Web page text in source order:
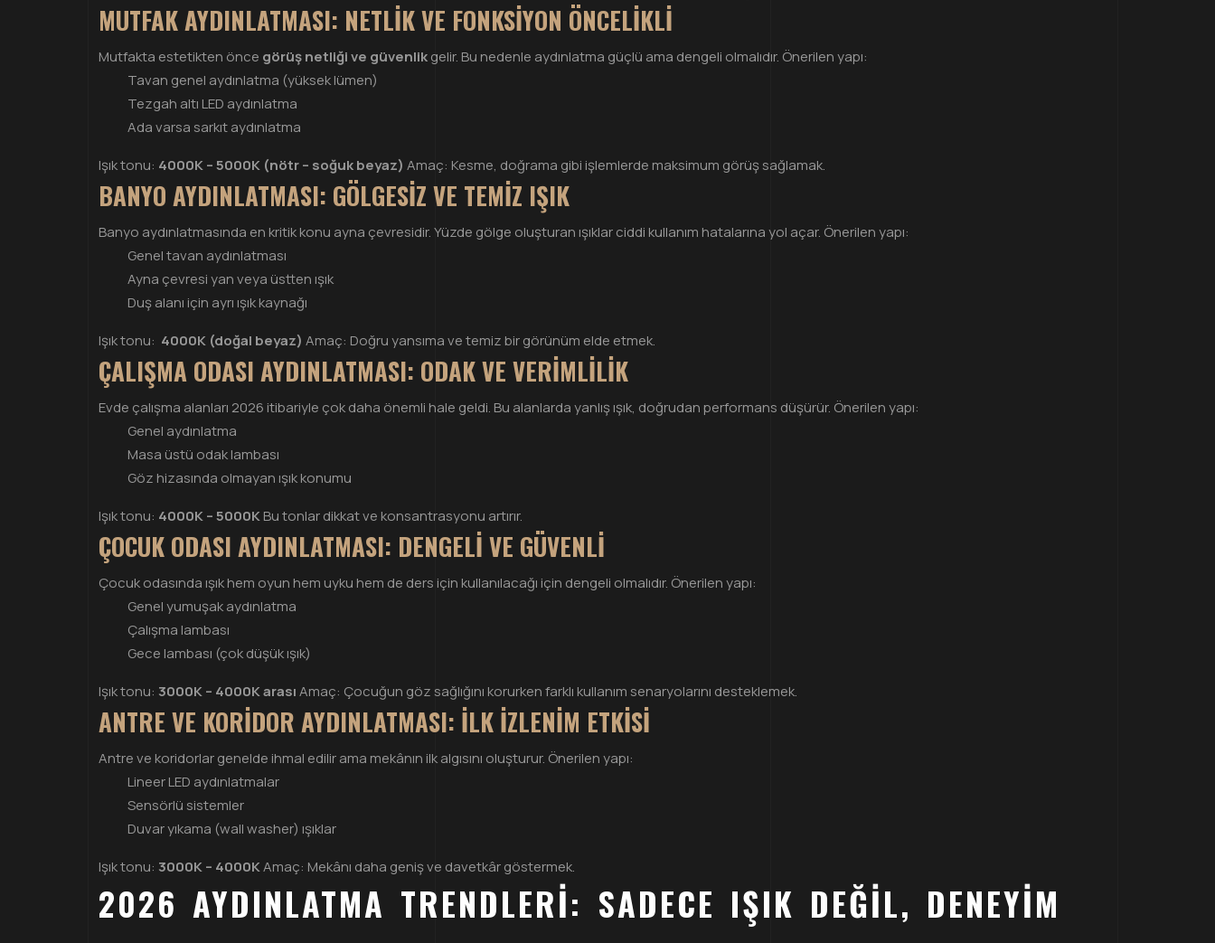
MUTFAK AYDINLATMASI: NETLIK VE FONKSIYON ÖNCELIKLI
Mutfakta estetikten önce görüş netliği ve güvenlikgelir. Bu nedenle aydınlatma güçlü ama dengeli olmalıdır. Önerilen yapı:
Tavan genel aydınlatma (yüksek lümen)
Tezgah altı LED aydınlatma
Ada varsa sarkıt aydınlatma
Işık tonu: 4000K – 5000K (nötr – soğuk beyaz) Amaç: Kesme, doğrama gibi işlemlerde maksimum görüş sağlamak.
BANYO AYDINLATMASI: GÖLGESIZ VE TEMIZ IŞIK
Banyo aydınlatmasında en kritik konu ayna çevresidir. Yüzde gölge oluşturan ışıklar ciddi kullanım hatalarına yol açar. Önerilen yapı:
Genel tavan aydınlatması
Ayna çevresi yan veya üstten ışık
Duş alanı için ayrı ışık kaynağı
Işık tonu: 4000K (doğal beyaz) Amaç: Doğru yansıma ve temiz bir görünüm elde etmek.
ÇALIŞMA ODASI AYDINLATMASI: ODAK VE VERIMLILIK
Evde çalışma alanları 2026 itibariyle çok daha önemli hale geldi. Bu alanlarda yanlış ışık, doğrudan performans düşürür. Önerilen yapı:
Genel aydınlatma
Masa üstü odak lambası
Göz hizasında olmayan ışık konumu
Işık tonu: 4000K – 5000KBu tonlar dikkat ve konsantrasyonu artırır.
ÇOCUK ODASI AYDINLATMASI: DENGELI VE GÜVENLI
Çocuk odasında ışık hem oyun hem uyku hem de ders için kullanılacağı için dengeli olmalıdır. Önerilen yapı:
Genel yumuşak aydınlatma
Çalışma lambası
Gece lambası (çok düşük ışık)
Işık tonu: 3000K – 4000K arasıAmaç: Çocuğun göz sağlığını korurken farklı kullanım senaryolarını desteklemek.
ANTRE VE KORIDOR AYDINLATMASI: İLK İZLENIM ETKISI
Antre ve koridorlar genelde ihmal edilir ama mekânın ilk algısını oluşturur. Önerilen yapı:
Lineer LED aydınlatmalar
Sensörlü sistemler
Duvar yıkama (wall washer) ışıklar
Işık tonu: 3000K – 4000KAmaç: Mekânı daha geniş ve davetkâr göstermek.
2026 AYDINLATMA TRENDLERI: SADECE IŞIK DEĞIL, DENEYIM